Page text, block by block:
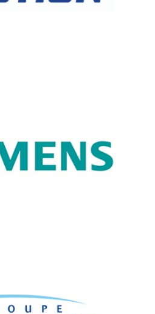
Denjean Logistique a assuré la
à destination des constructeurs et
AGRO-ALIMENTAIRE